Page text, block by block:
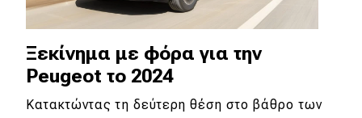
Ξεκίνημα με φόρα για την
Peugeot το 2024
Κατακτώντας τη δεύτερη θέση στο βάθρο των